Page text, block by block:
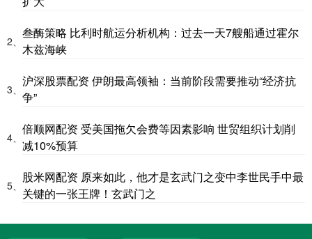
2、
叁酶策略 比利时航运分析机构：过去一天7艘船通过霍尔
木兹海峡
3、
沪深股票配资 伊朗最高领袖：当前阶段需要推动“经济抗
争”
4、
倍顺网配资 受美国拖欠会费等因素影响 世贸组织计划削
减10%预算
5、
股米网配资 原来如此，他才是玄武门之变中李世民手中最
关键的一张王牌！玄武门之